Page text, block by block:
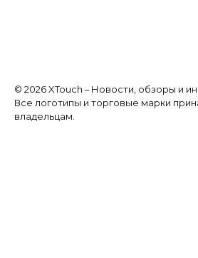
© 2026 XTouch – Новости, обзоры и
Все логотипы и торговые марки
владельцам.